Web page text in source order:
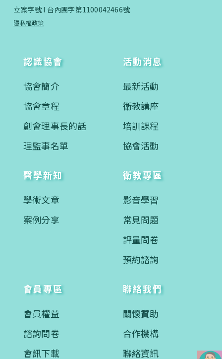
立案字號 I 台內團字第1100042466號
隱私權政策
認識協會
協會簡介
協會章程
創會理事長的話
理監事名單
活動消息
最新活動
衛教講座
培訓課程
協會活動
醫學新知
學術文章
案例分享
衛教專區
影音學習
常見問題
評量問卷
預約諮詢
會員專區
會員權益
諮詢問卷
會訊下載
聯絡我們
關懷贊助
合作機構
聯絡資訊